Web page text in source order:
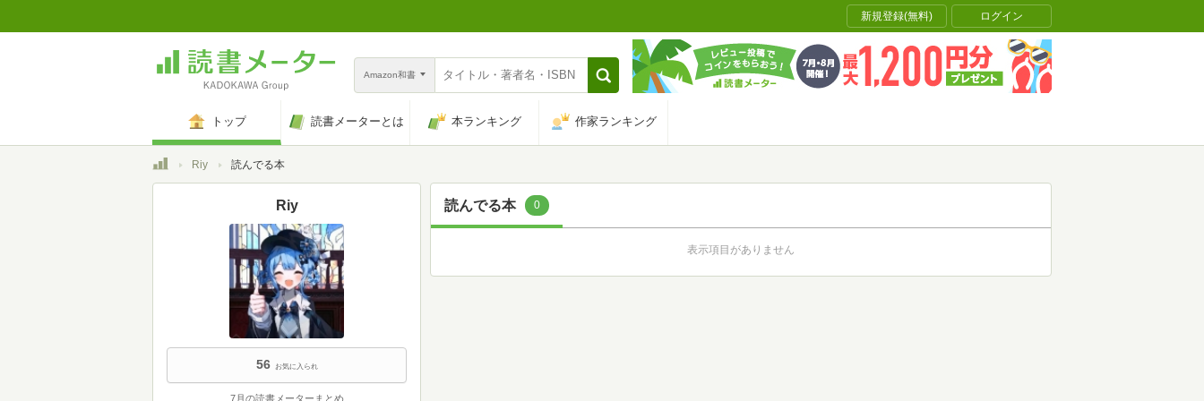
新規登録(無料) ログイン
Amazon和書
トップ 読書メーターとは 本ランキング 作家ランキング
トップRiy 読んでる本
読んでる本 0
表示項目がありません
Riy
56 お気に入られ
7月の読書メーターまとめ